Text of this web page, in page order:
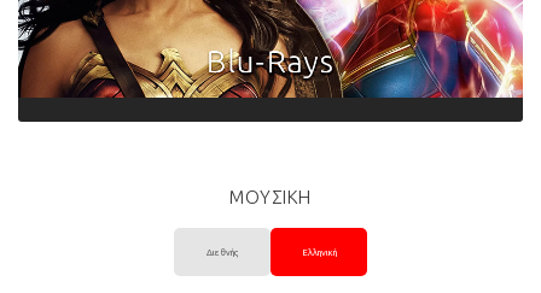
ΜΟΥΣΙΚΗ
Διεθνής Ελληνική